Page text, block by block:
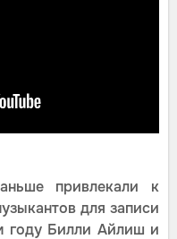
привлекали к
для записи
году Билли Айлиш и